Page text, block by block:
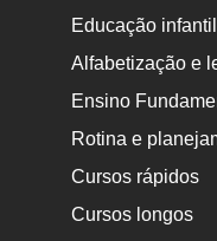
Educação infantil
Alfabetização e
Ensino
Rotina e
Cursos rápidos
Cursos longos